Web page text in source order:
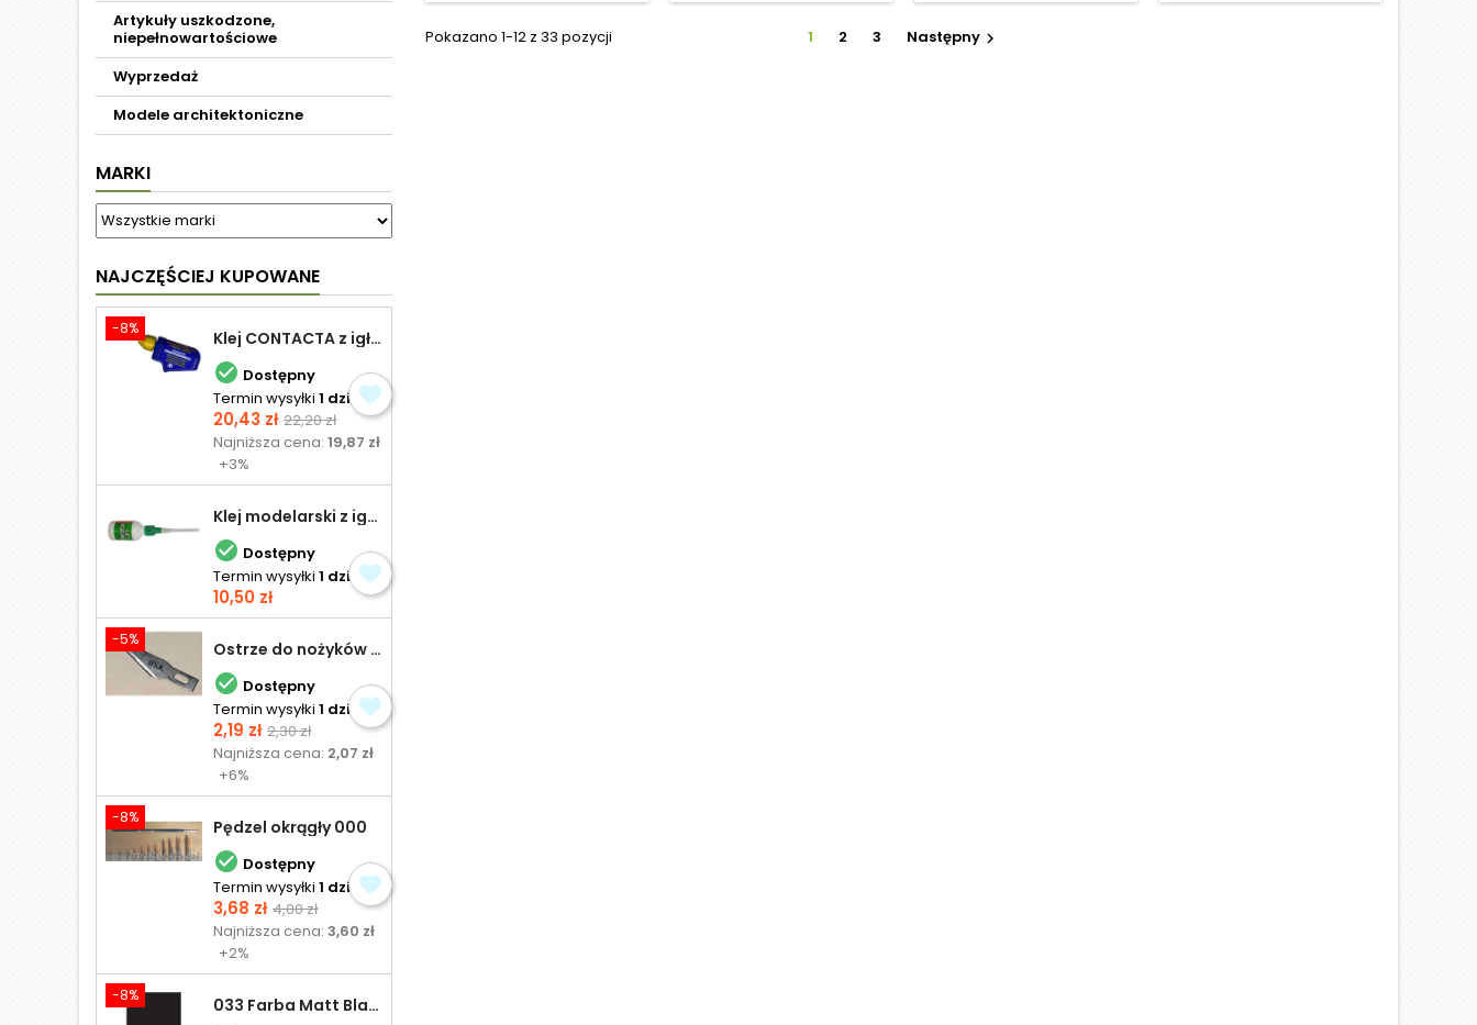
Artykuły uszkodzone,
niepełnowartościowe
Wyprzedaż
Modele architektoniczne
MARKI
NAJCZĘŚCIEJ KUPOWANE
-8% Klej CONTACTA z igłą do plastiku 25,0 g
 Dostępny
Termin wysyłki 1 dzień
Cena
20,43 zł Cena
podstawowa
22,20 zł
Najniższa cena:19,87 zł
+3%
Klej modelarski z igłą 30 ml
 Dostępny
Termin wysyłki 1 dzień
Cena
10,50 zł
-5% Ostrze do nożyków Excel
 Dostępny
Termin wysyłki 1 dzień
Cena
2,19 zł Cena
podstawowa
2,30 zł
Najniższa cena: 2,07 zł
+6%
-8% Pędzel okrągły 000
 Dostępny
Termin wysyłki 1 dzień
Cena
3,68 zł Cena
podstawowa
4,00 zł
Najniższa cena:3,60 zł
+2%
-8% 033 Farba Matt Black - olejna
Pokazano 1-12 z 33 pozycji 1 2 3 Następny